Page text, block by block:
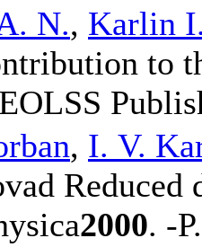
N., Karlin
to
, I. V.
Reduced
2000. -